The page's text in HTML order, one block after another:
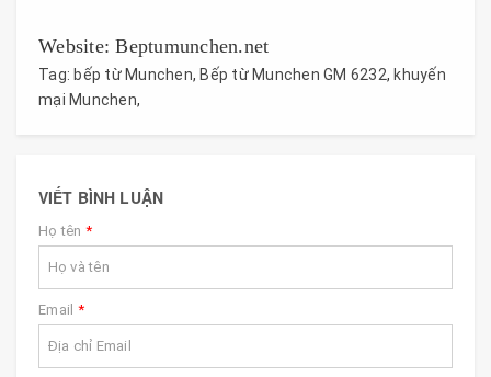
Website: Beptumunchen.net
Tag: bếp từ Munchen, Bếp từ Munchen GM 6232, khuyến
mại Munchen,
VIẾT BÌNH LUẬN
Họ tên *
Email *